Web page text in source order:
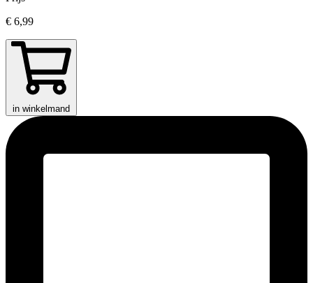
€ 6,99
in winkelmand